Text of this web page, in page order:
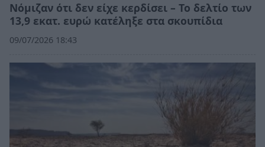
Νόμιζαν ότι δεν είχε κερδίσει – Το δελτίο των
13,9 εκατ. ευρώ κατέληξε στα σκουπίδια
09/07/2026 18:43